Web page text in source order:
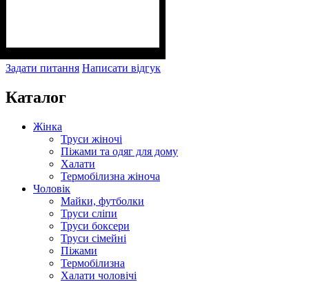
Задати питання Написати відгук
Каталог
Жінка
Труси жіночі
Піжами та одяг для дому
Халати
Термобілизна жіноча
Чоловік
Майки, футболки
Труси сліпи
Труси боксери
Труси сімейні
Піжами
Термобілизна
Халати чоловічі